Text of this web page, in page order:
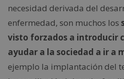
necesidad derivada del
enfermedad, son muchos los
visto forzados a introducir
ayudar a la sociedad a ir a
ejemplo la implantación del